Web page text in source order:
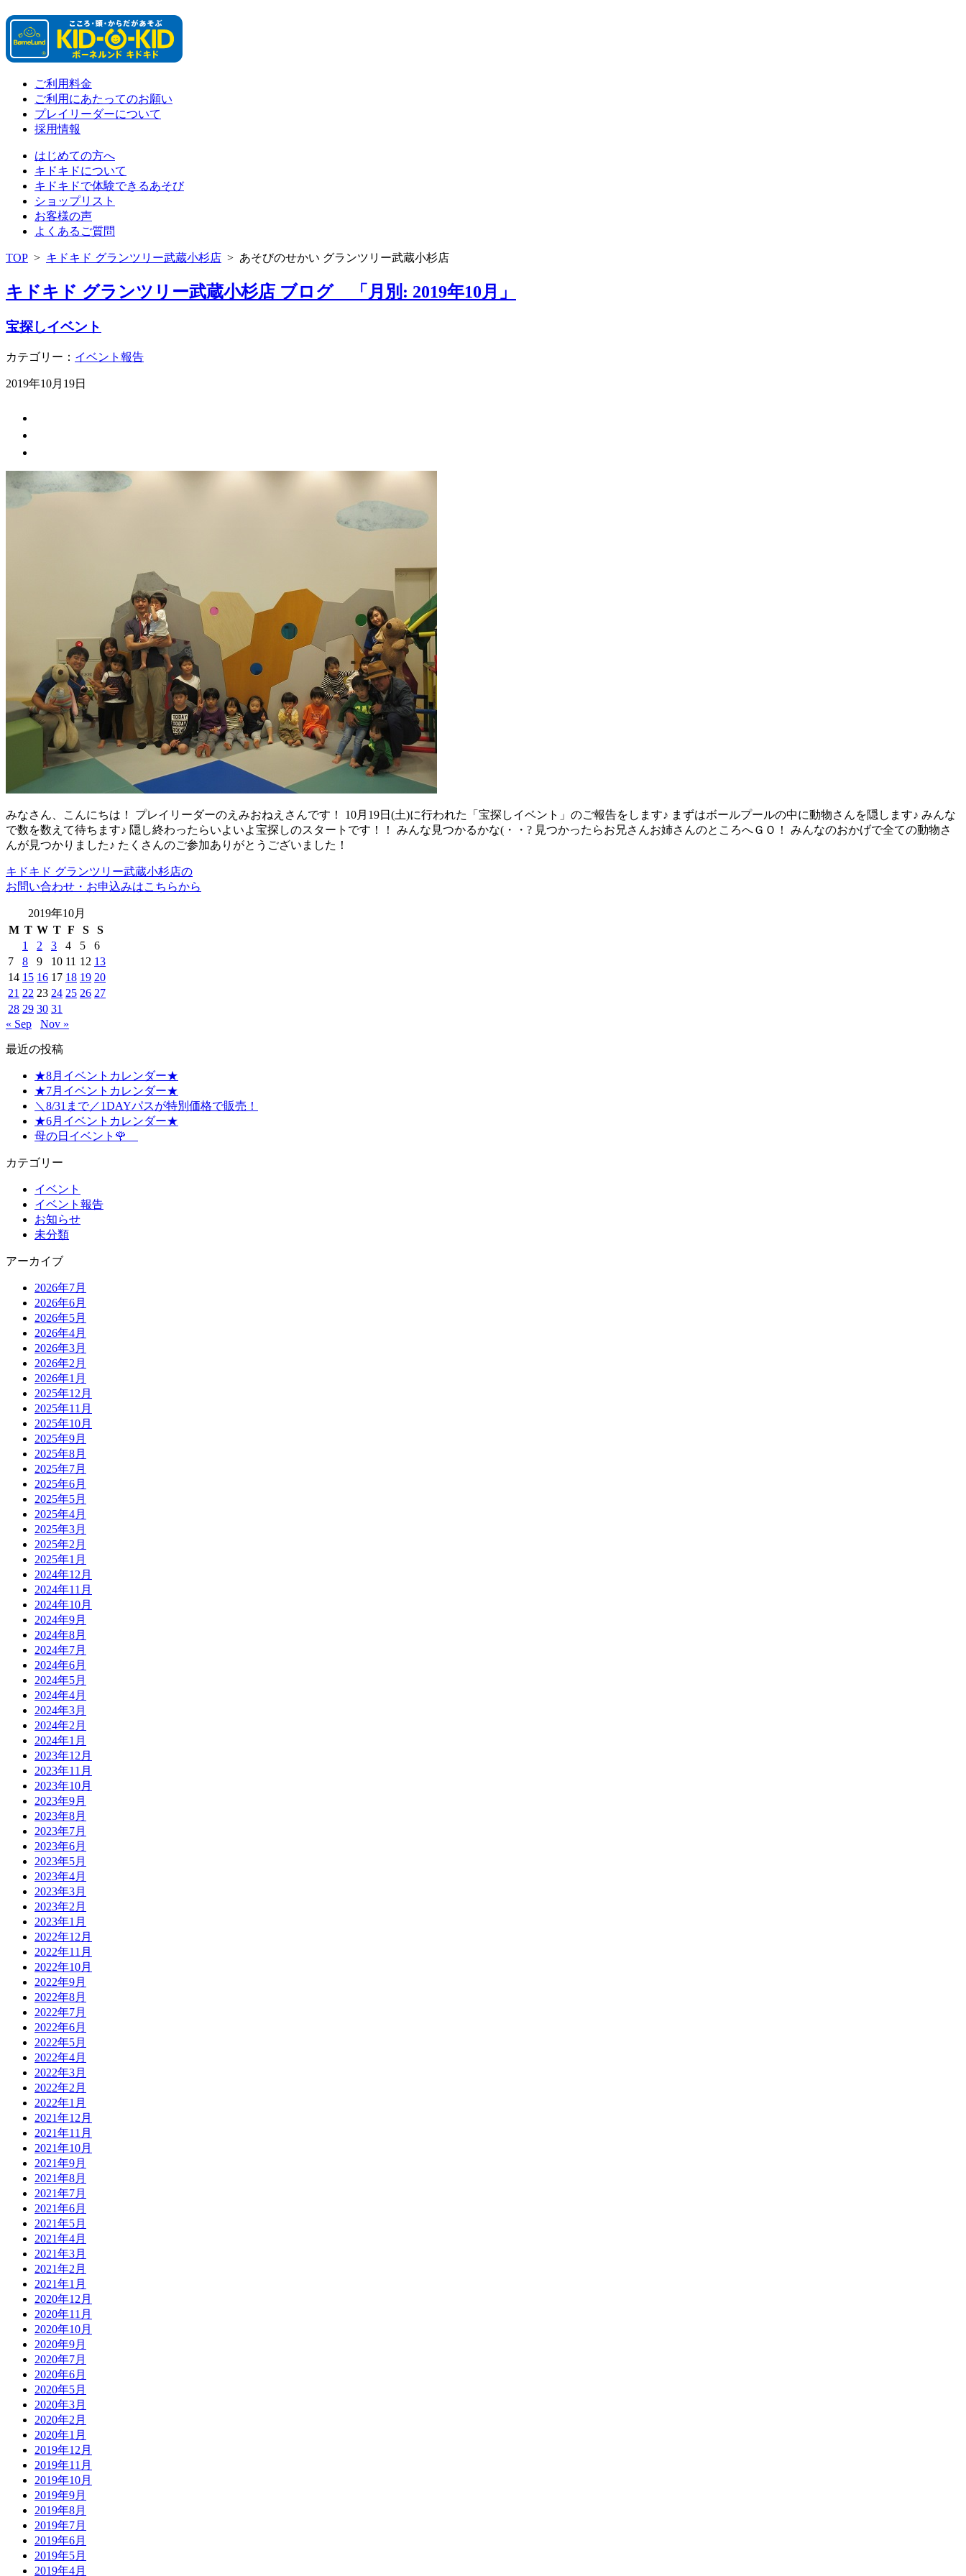
ご利用料金
ご利用にあたってのお願い
プレイリーダーについて
採用情報
はじめての方へ
キドキドについて
キドキドで体験できるあそび
ショップリスト
お客様の声
よくあるご質問
TOP > キドキド グランツリー武蔵小杉店 > あそびのせかい グランツリー武蔵小杉店
キドキド グランツリー武蔵小杉店 ブログ 「月別: 2019年10月」
宝探しイベント
カテゴリー： イベント報告
2019年10月19日
みなさん、こんにちは！ プレイリーダーのえみおねえさんです！ 10月19日(土)に行われた「宝探しイベント」のご報告をします♪ まずはボールプールの中に動物さんを隠します♪ みんな
で数を数えて待ちます♪ 隠し終わったらいよいよ宝探しのスタートです！！ みんな見つかるかな(・・? 見つかったらお兄さんお姉さんのところへＧＯ！ みんなのおかげで全ての動物さ
んが見つかりました♪ たくさんのご参加ありがとうございました！
キドキド グランツリー武蔵小杉店の
お問い合わせ・お申込みはこちらから
2019年10月
M T W T F S
S
1
2 3 4 5
6
7
8 9 10 11 12 13
14 15 16 17 18 19 20
21 22 23 24 25 26 27
28 29 30 31
« Sep
Nov »
最近の投稿
★8月イベントカレンダー★
★7月イベントカレンダー★
＼8/31まで／1DAYパスが特別価格で販売！
★6月イベントカレンダー★
母の日イベント🌹
カテゴリー
イベント
イベント報告
お知らせ
未分類
アーカイブ
2026年7月
2026年6月
2026年5月
2026年4月
2026年3月
2026年2月
2026年1月
2025年12月
2025年11月
2025年10月
2025年9月
2025年8月
2025年7月
2025年6月
2025年5月
2025年4月
2025年3月
2025年2月
2025年1月
2024年12月
2024年11月
2024年10月
2024年9月
2024年8月
2024年7月
2024年6月
2024年5月
2024年4月
2024年3月
2024年2月
2024年1月
2023年12月
2023年11月
2023年10月
2023年9月
2023年8月
2023年7月
2023年6月
2023年5月
2023年4月
2023年3月
2023年2月
2023年1月
2022年12月
2022年11月
2022年10月
2022年9月
2022年8月
2022年7月
2022年6月
2022年5月
2022年4月
2022年3月
2022年2月
2022年1月
2021年12月
2021年11月
2021年10月
2021年9月
2021年8月
2021年7月
2021年6月
2021年5月
2021年4月
2021年3月
2021年2月
2021年1月
2020年12月
2020年11月
2020年10月
2020年9月
2020年7月
2020年6月
2020年5月
2020年3月
2020年2月
2020年1月
2019年12月
2019年11月
2019年10月
2019年9月
2019年8月
2019年7月
2019年6月
2019年5月
2019年4月